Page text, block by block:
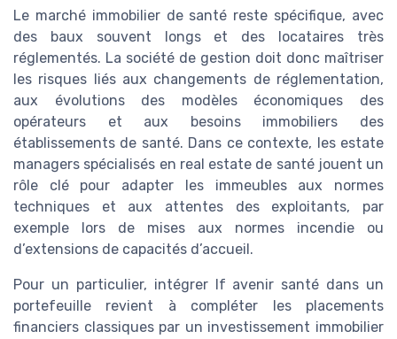
Le marché immobilier de santé reste spécifique, avec
des baux souvent longs et des locataires très
réglementés. La société de gestion doit donc maîtriser
les risques liés aux changements de réglementation,
aux évolutions des modèles économiques des
opérateurs et aux besoins immobiliers des
établissements de santé. Dans ce contexte, les estate
managers spécialisés en real estate de santé jouent un
rôle clé pour adapter les immeubles aux normes
techniques et aux attentes des exploitants, par
exemple lors de mises aux normes incendie ou
d’extensions de capacités d’accueil.
Pour un particulier, intégrer lf avenir santé dans un
portefeuille revient à compléter les placements
financiers classiques par un investissement immobilier